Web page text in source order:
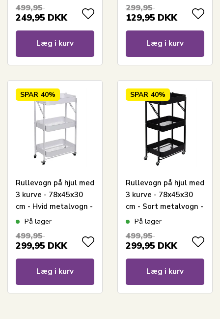
499,95
249,95 DKK
Læg i kurv
299,95
129,95 DKK
Læg i kurv
SPAR 40%
Rullevogn på hjul med
3 kurve - 78x45x30
cm - Hvid metalvogn -
Nem opbevaring
På lager
499,95
299,95 DKK
Læg i kurv
SPAR 40%
Rullevogn på hjul med
3 kurve - 78x45x30
cm - Sort metalvogn -
Nem opbevaring
På lager
499,95
299,95 DKK
Læg i kurv